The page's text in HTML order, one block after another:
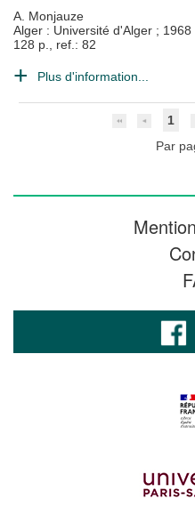
A. Monjauze
Alger : Université d'Alger ; 1968
128 p., ref.: 82
Plus d'information...
1
Par